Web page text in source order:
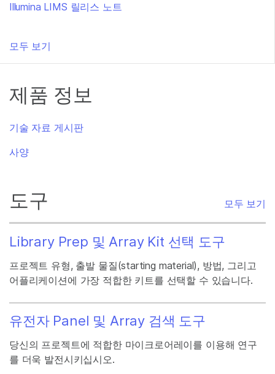
Illumina LIMS 릴리스 노트
모두 보기
제품 정보
기술 자료 게시판
사양
도구 모두 보기
Library Prep 및 Array Kit 선택 도구
프로젝트 유형, 출발 물질(starting material), 방법, 그리고
어플리케이션에 가장 적합한 키트를 선택할 수 있습니다.
유전자 Panel 및 Array 검색 도구
당신의 프로젝트에 적합한 마이크로어레이를 이용해 연구
를 더욱 발전시키십시오.